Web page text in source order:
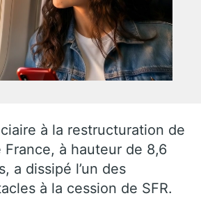
à la restructuration de
France, à hauteur de 8,6
a dissipé l’un des
à la cession de SFR.